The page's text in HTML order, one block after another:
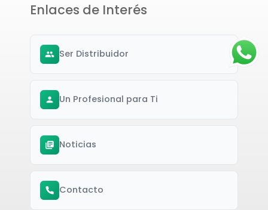
Enlaces de Interés
Ser Distribuidor
Un Profesional para Ti
Noticias
Contacto